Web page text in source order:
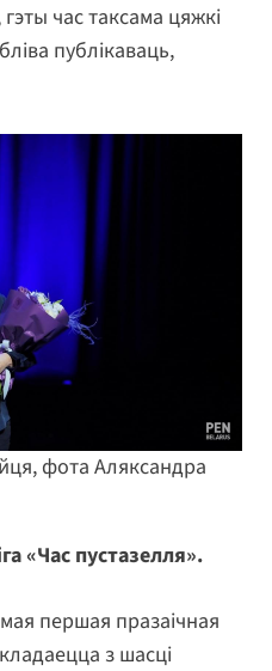
гэты час таксама цяжкі
публікаваць,
фота Аляксандра
«Час пустазелля».
першая празаічная
з шасці